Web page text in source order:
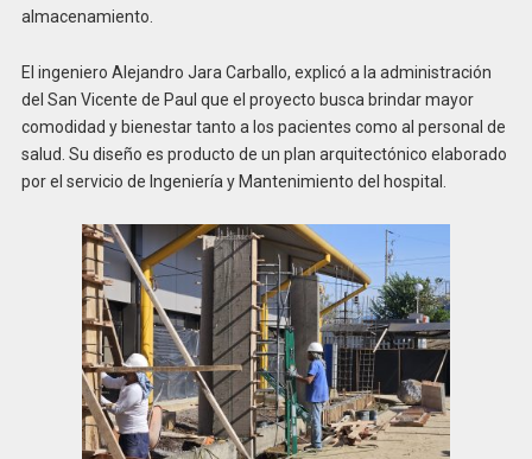
almacenamiento.
El ingeniero Alejandro Jara Carballo, explicó a la administración
del San Vicente de Paul que el proyecto busca brindar mayor
comodidad y bienestar tanto a los pacientes como al personal de
salud. Su diseño es producto de un plan arquitectónico elaborado
por el servicio de Ingeniería y Mantenimiento del hospital.